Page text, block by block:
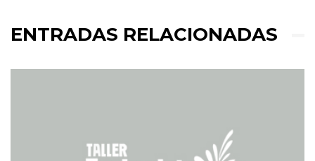
ENTRADAS RELACIONADAS